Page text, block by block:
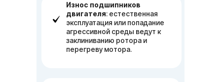
Износ подшипников
двигателя: естественная
эксплуатация или попадание
агрессивной среды ведут к
заклиниванию ротора и
перегреву мотора.